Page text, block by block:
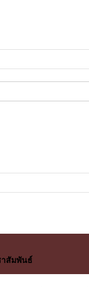
สัมพันธ์